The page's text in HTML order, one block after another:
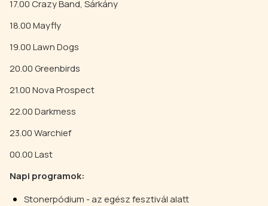
17.00 Crazy Band, Sárkány
18.00 Mayfly
19.00 Lawn Dogs
20.00 Greenbirds
21.00 Nova Prospect
22.00 Darkmess
23.00 Warchief
00.00 Last
Napi programok:
Stonerpódium - az egész fesztivál alatt